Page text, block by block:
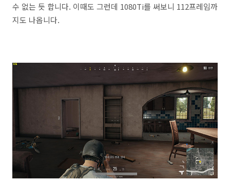
수 없는 듯 합니다. 이때도 그런데 1080Ti를 써보니 112프레임까
지도 나옵니다.